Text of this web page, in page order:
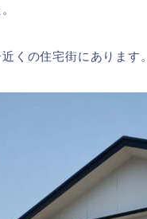
くの住宅街にあります。